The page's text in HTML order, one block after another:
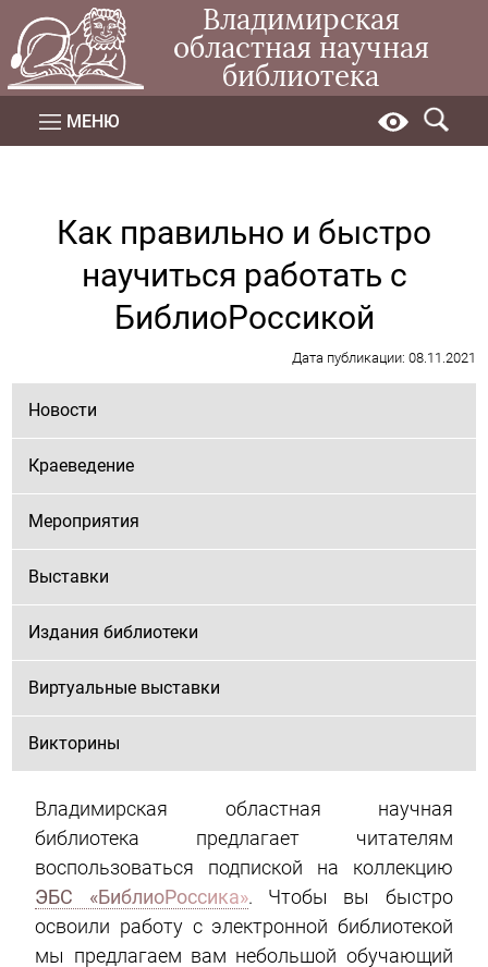
Владимирская
областная научная
библиотека
МЕНЮ
Как правильно и быстро
научиться работать с
БиблиоРоссикой
Дата публикации: 08.11.2021
Новости
Краеведение
Мероприятия
Выставки
Издания библиотеки
Виртуальные выставки
Викторины
Владимирская областная научная
библиотека предлагает читателям
воспользоваться подпиской на коллекцию
ЭБС «БиблиоРоссика». Чтобы вы быстро
освоили работу с электронной библиотекой
мы предлагаем вам небольшой обучающий